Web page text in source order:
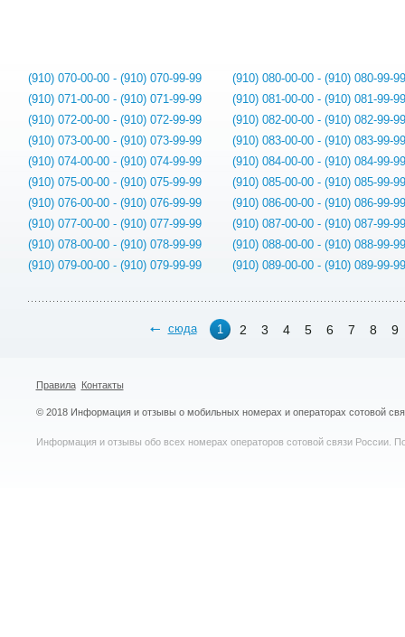
(910) 070-00-00 - (910) 070-99-99
(910) 071-00-00 - (910) 071-99-99
(910) 072-00-00 - (910) 072-99-99
(910) 073-00-00 - (910) 073-99-99
(910) 074-00-00 - (910) 074-99-99
(910) 075-00-00 - (910) 075-99-99
(910) 076-00-00 - (910) 076-99-99
(910) 077-00-00 - (910) 077-99-99
(910) 078-00-00 - (910) 078-99-99
(910) 079-00-00 - (910) 079-99-99
(910) 080-00-00 - (910) 080-99-99
(910) 081-00-00 - (910) 081-99-99
(910) 082-00-00 - (910) 082-99-99
(910) 083-00-00 - (910) 083-99-99
(910) 084-00-00 - (910) 084-99-99
(910) 085-00-00 - (910) 085-99-99
(910) 086-00-00 - (910) 086-99-99
(910) 087-00-00 - (910) 087-99-99
(910) 088-00-00 - (910) 088-99-99
(910) 089-00-00 - (910) 089-99-99
сюда 1 2 3 4 5 6 7 8 9
Правила Контакты
© 2018 Информация и отзывы о мобильных номерах и операторах сотовой
Информация и отзывы обо всех номерах операторов сотовой связи России.